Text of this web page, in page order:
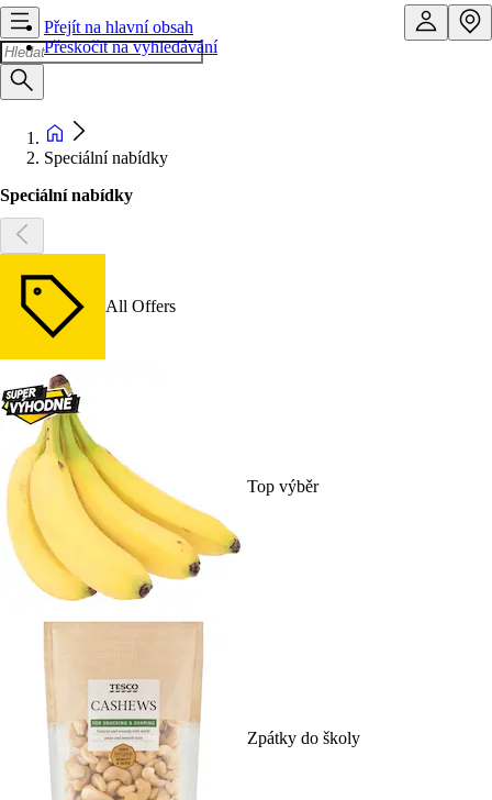
Přejít na hlavní obsah
Přeskočit na vyhledávání
Speciální nabídky
Speciální nabídky
All Offers
Top výběr
Zpátky do školy